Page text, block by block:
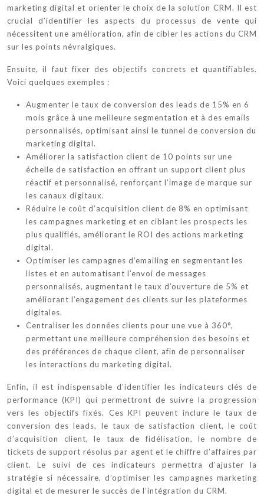
marketing digital et orienter le choix de la solution CRM. Il est
crucial d’identifier les aspects du processus de vente qui
nécessitent une amélioration, afin de cibler les actions du CRM
sur les points névralgiques.
Ensuite, il faut fixer des objectifs concrets et quantifiables.
Voici quelques exemples :
Augmenter le taux de conversion des leads de 15% en 6
mois grâce à une meilleure segmentation et à des emails
personnalisés, optimisant ainsi le tunnel de conversion du
marketing digital.
Améliorer la satisfaction client de 10 points sur une
échelle de satisfaction en offrant un support client plus
réactif et personnalisé, renforçant l’image de marque sur
les canaux digitaux.
Réduire le coût d’acquisition client de 8% en optimisant
les campagnes marketing et en ciblant les prospects les
plus qualifiés, améliorant le ROI des actions marketing
digital.
Optimiser les campagnes d’emailing en segmentant les
listes et en automatisant l’envoi de messages
personnalisés, augmentant le taux d’ouverture de 5% et
améliorant l’engagement des clients sur les plateformes
digitales.
Centraliser les données clients pour une vue à 360°,
permettant une meilleure compréhension des besoins et
des préférences de chaque client, afin de personnaliser
les interactions du marketing digital.
Enfin, il est indispensable d’identifier les indicateurs clés de
performance (KPI) qui permettront de suivre la progression
vers les objectifs fixés. Ces KPI peuvent inclure le taux de
conversion des leads, le taux de satisfaction client, le coût
d’acquisition client, le taux de fidélisation, le nombre de
tickets de support résolus par agent et le chiffre d’affaires par
client. Le suivi de ces indicateurs permettra d’ajuster la
stratégie si nécessaire, d’optimiser les campagnes marketing
digital et de mesurer le succès de l’intégration du CRM.